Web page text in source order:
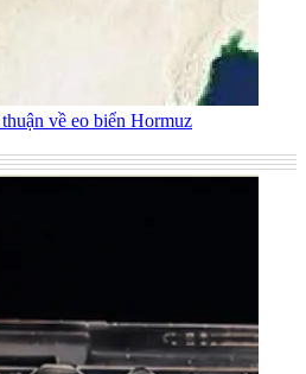
về eo biển Hormuz